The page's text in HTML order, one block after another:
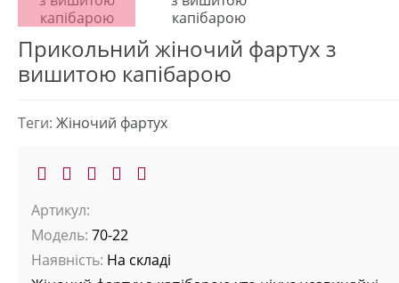
Прикольний жіночий фартух з
вишитою капібарою
Теги: Жіночий фартух
Артикул:
Модель: 70-22
Наявність: На складі